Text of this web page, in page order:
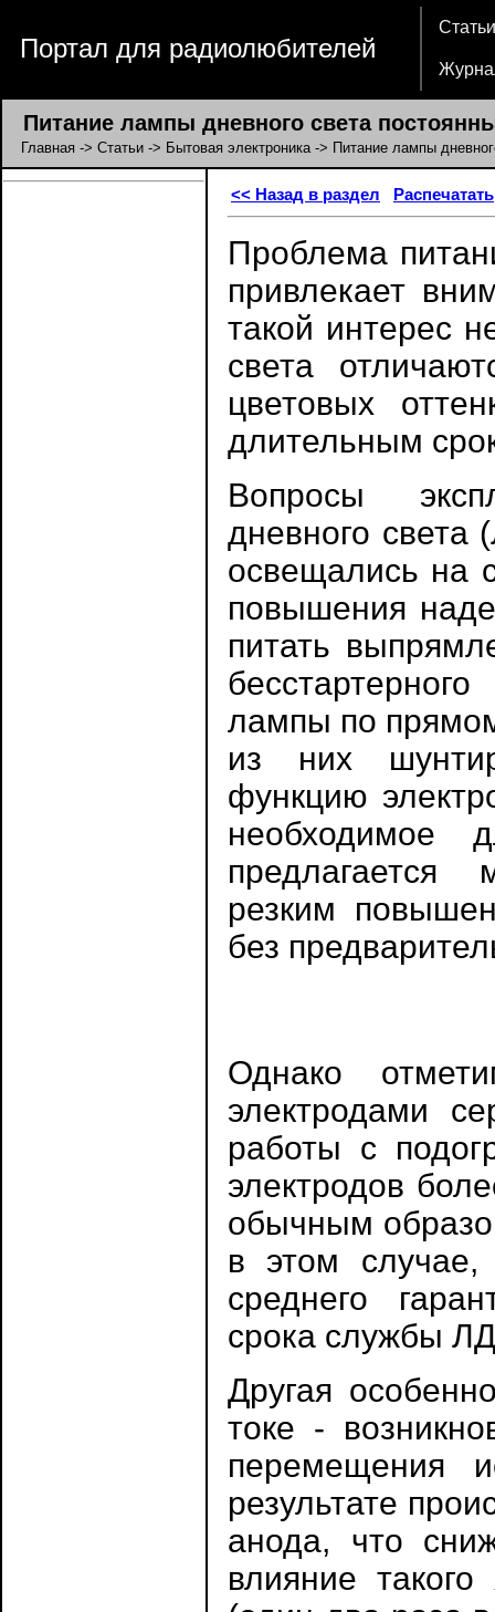
Портал для радиолюбителей
Статьи
Питание лампы дневного света
Главная -> Статьи -> Бытовая электроника-> Питание лампы
<< Назад в раздел Распечатать
Проблема
привлекает
такой интерес
света
цветовых
длительным
Вопросы
дневного
освещались на
повышения
питать
лампы по
из них
функцию
необходимое
предлагается
резким
без
Однако
электродами
работы с
электродов
обычным
в этом случае,
среднего
срока службы
Другая
токе -
перемещения
результате
анода, что
влияние